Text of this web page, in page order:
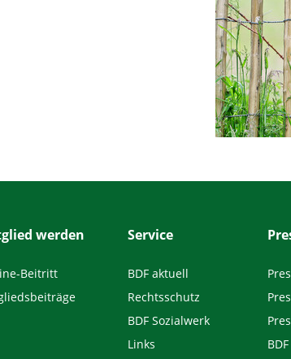
werden
Beitritt
Service
BDF aktuell
Rechtsschutz
BDF Sozialwerk
Links